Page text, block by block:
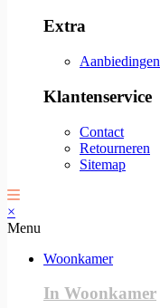
Extra
Aanbiedingen
Klantenservice
Contact
Retourneren
Sitemap
×
Menu
Woonkamer
In Woonkamer